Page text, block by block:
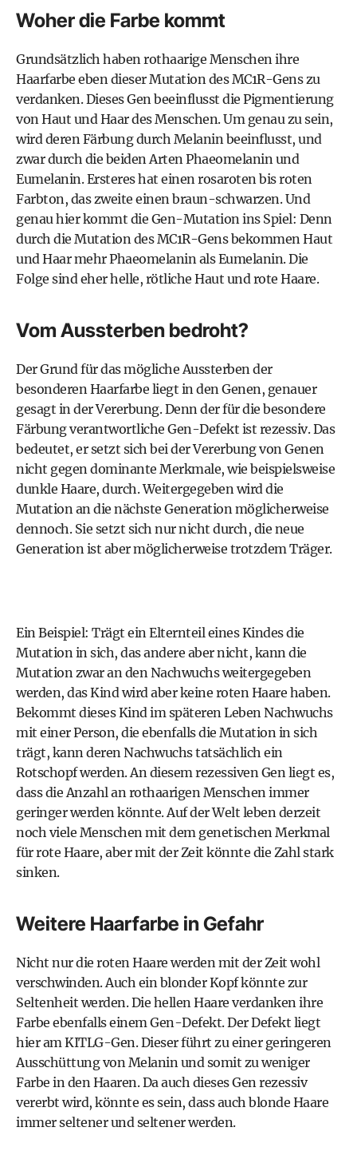
Woher die Farbe kommt
Grundsätzlich haben rothaarige Menschen ihre
Haarfarbe eben dieser Mutation des MC1R-Gens zu
verdanken. Dieses Gen beeinflusst die Pigmentierung
von Haut und Haar des Menschen. Um genau zu sein,
wird deren Färbung durch Melanin beeinflusst, und
zwar durch die beiden Arten Phaeomelanin und
Eumelanin. Ersteres hat einen rosaroten bis roten
Farbton, das zweite einen braun-schwarzen. Und
genau hier kommt die Gen-Mutation ins Spiel: Denn
durch die Mutation des MC1R-Gens bekommen Haut
und Haar mehr Phaeomelanin als Eumelanin. Die
Folge sind eher helle, rötliche Haut und rote Haare.
Vom Aussterben bedroht?
Der Grund für das mögliche Aussterben der
besonderen Haarfarbe liegt in den Genen, genauer
gesagt in der Vererbung. Denn der für die besondere
Färbung verantwortliche Gen-Defekt ist rezessiv. Das
bedeutet, er setzt sich bei der Vererbung von Genen
nicht gegen dominante Merkmale, wie beispielsweise
dunkle Haare, durch. Weitergegeben wird die
Mutation an die nächste Generation möglicherweise
dennoch. Sie setzt sich nur nicht durch, die neue
Generation ist aber möglicherweise trotzdem Träger.
Ein Beispiel: Trägt ein Elternteil eines Kindes die
Mutation in sich, das andere aber nicht, kann die
Mutation zwar an den Nachwuchs weitergegeben
werden, das Kind wird aber keine roten Haare haben.
Bekommt dieses Kind im späteren Leben Nachwuchs
mit einer Person, die ebenfalls die Mutation in sich
trägt, kann deren Nachwuchs tatsächlich ein
Rotschopf werden. An diesem rezessiven Gen liegt es,
dass die Anzahl an rothaarigen Menschen immer
geringer werden könnte. Auf der Welt leben derzeit
noch viele Menschen mit dem genetischen Merkmal
für rote Haare, aber mit der Zeit könnte die Zahl stark
sinken.
Weitere Haarfarbe in Gefahr
Nicht nur die roten Haare werden mit der Zeit wohl
verschwinden. Auch ein blonder Kopf könnte zur
Seltenheit werden. Die hellen Haare verdanken ihre
Farbe ebenfalls einem Gen-Defekt. Der Defekt liegt
hier am KITLG-Gen. Dieser führt zu einer geringeren
Ausschüttung von Melanin und somit zu weniger
Farbe in den Haaren. Da auch dieses Gen rezessiv
vererbt wird, könnte es sein, dass auch blonde Haare
immer seltener und seltener werden.